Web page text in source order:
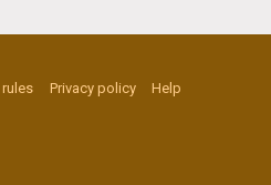
rules Privacy policy
Help